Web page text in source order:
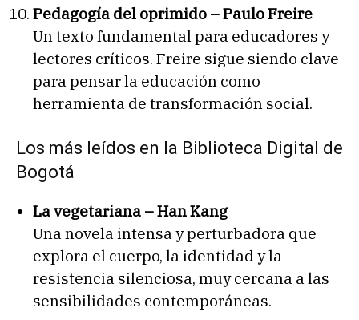
Pedagogía del oprimido – Paulo Freire
Un texto fundamental para educadores y
lectores críticos. Freire sigue siendo clave
para pensar la educación como
herramienta de transformación social.
Los más leídos en la Biblioteca Digital de
Bogotá
La vegetariana – Han Kang
Una novela intensa y perturbadora que
explora el cuerpo, la identidad y la
resistencia silenciosa, muy cercana a las
sensibilidades contemporáneas.